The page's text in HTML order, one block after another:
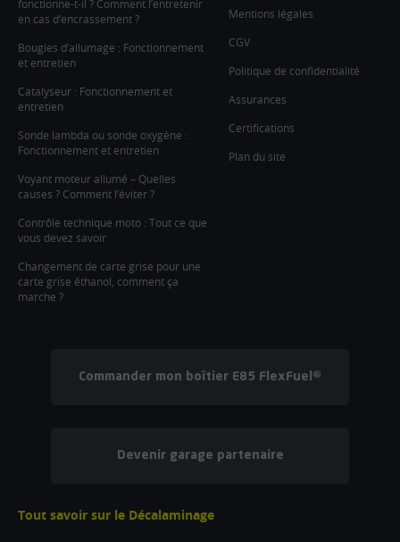
fonctionne-t-il ? Comment l’entretenir
en cas d’encrassement ?
Bougies d’allumage : Fonctionnement
et entretien
Catalyseur : Fonctionnement et
entretien
Sonde lambda ou sonde oxygène :
Fonctionnement et entretien
Voyant moteur allumé – Quelles
causes ? Comment l’éviter ?
Contrôle technique moto : Tout ce que
vous devez savoir
Changement de carte grise pour une
carte grise éthanol, comment ça
marche ?
Mentions légales
CGV
Politique de confidentialité
Assurances
Certifications
Plan du site
Commander mon boîtier E85 FlexFuel®
Devenir garage partenaire
Tout savoir sur le Décalaminage